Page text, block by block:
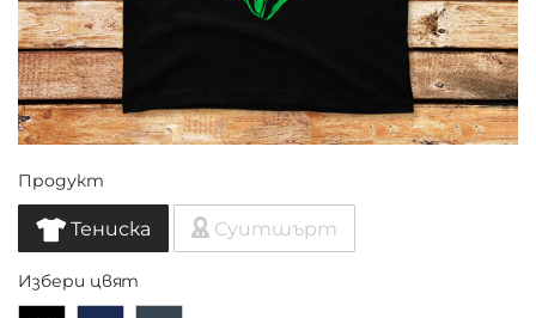
Продукт
Тениска Суитшърт
Избери цвят